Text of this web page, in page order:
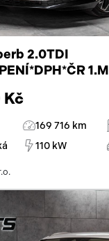
prostoru
LED
2.0TDI
1.M
Kč
169 716 km
110 kW